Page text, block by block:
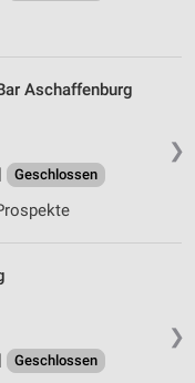
❯
Aschaffenburg
Geschlossen
❯
Geschlossen